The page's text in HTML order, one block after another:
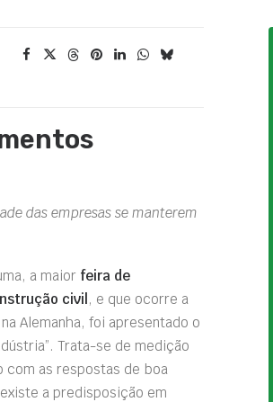
das empresas se manterem
a maior feira de
civil , e que ocorre a
Alemanha, foi apresentado o
Trata-se de medição
com as respostas de boa
a predisposição em